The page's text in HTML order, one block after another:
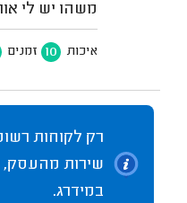
משהו יש לי
איכות 10 זמנים
רק לקוחות
שירות מהעסק,
במידרג.